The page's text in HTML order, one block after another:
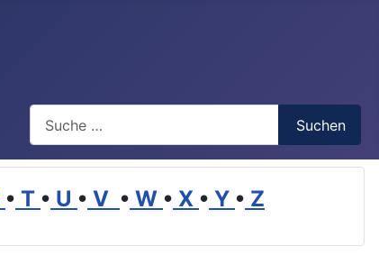
Suchen
• T • U • V • W • X • Y • Z